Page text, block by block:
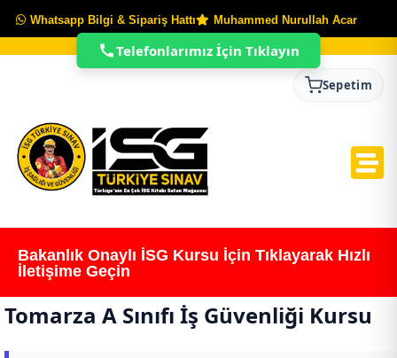
Whatsapp Bilgi & Sipariş Hattı Muhammed Nurullah Acar
Sepetim
Bakanlık Onaylı İSG Kursu İçin Tıklayarak Hızlı
İletişime Geçin
Tomarza A Sınıfı İş Güvenliği Kursu
Telefonlarımız İçin Tıklayın